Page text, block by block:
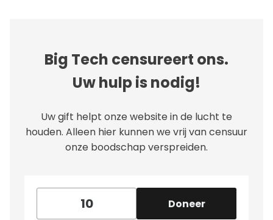
Big Tech censureert ons.
Uw hulp is nodig!
Uw gift helpt onze website in de lucht te
houden. Alleen hier kunnen we vrij van censuur
onze boodschap verspreiden.
Doneer